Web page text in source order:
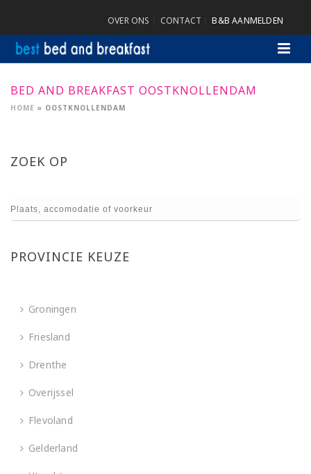
OVER ONS CONTACT B&B AANMELDEN
BED AND BREAKFAST OOSTKNOLLENDAM
HOME » OOSTKNOLLENDAM
ZOEK OP
PROVINCIE KEUZE
Groningen
Friesland
Drenthe
Overijssel
Flevoland
Gelderland